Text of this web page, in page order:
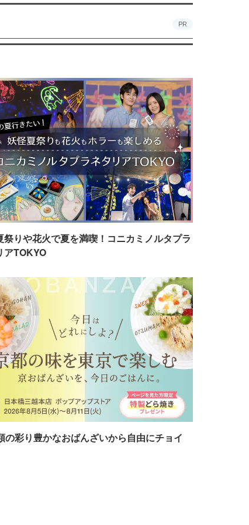
PR
祭りや花火で夏を満喫！コニカミノルタプラ
アTOKYO
の彩り豊かなおばんざいから自由にチョイ